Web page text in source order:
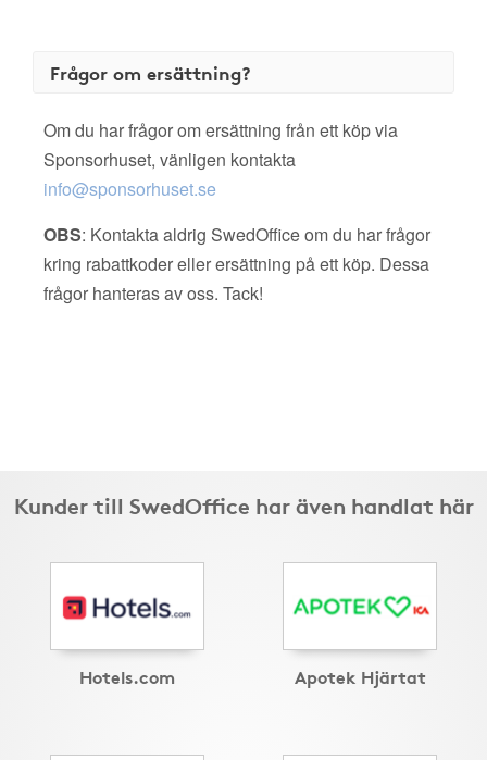
Frågor om ersättning?
Om du har frågor om ersättning från ett köp via
Sponsorhuset, vänligen kontakta
info@sponsorhuset.se
OBS: Kontakta aldrig SwedOffice om du har frågor
kring rabattkoder eller ersättning på ett köp. Dessa
frågor hanteras av oss. Tack!
Kunder till SwedOffice har även handlat här
Hotels.com Apotek Hjärtat